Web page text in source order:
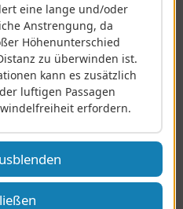
o
über eine Nord-Süd-
von Wissembourg
Vosges“, dem
beschrieben.
Traversée Nord-Sud des
eine lange und/oder
Anstrengung, da
Höhenunterschied
zu überwinden ist.
kann es zusätzlich
luftigen Passagen
erfordern.